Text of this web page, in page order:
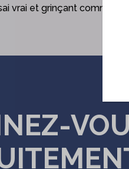
vrai et grinçant comme il